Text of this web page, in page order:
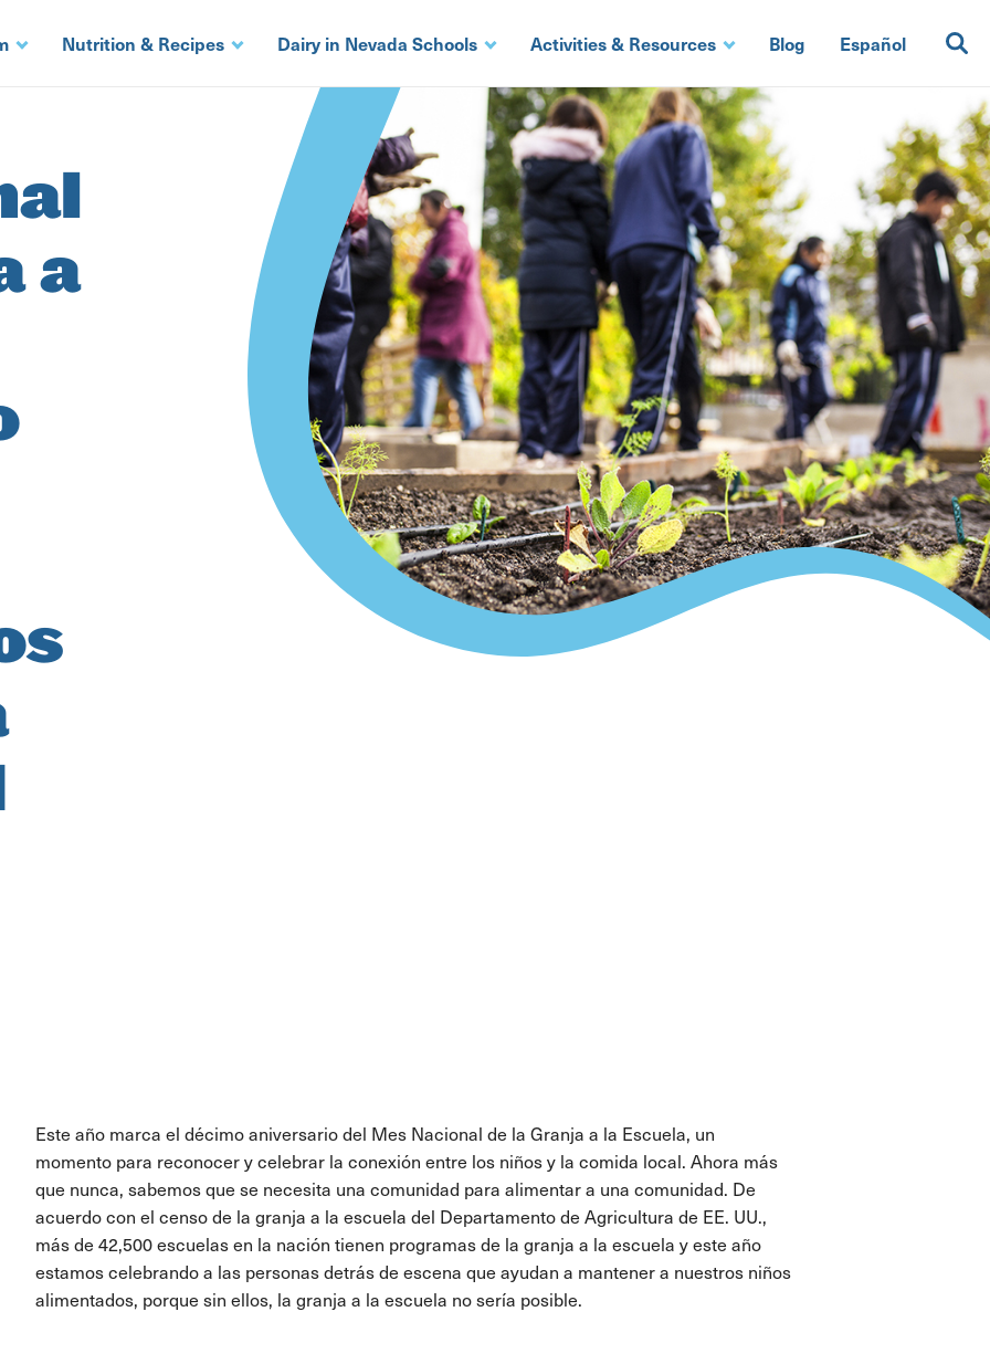
Nutrition & Recipes Dairy in Nevada Schools Activities & Resources Blog Español
a
Este año marca el décimo aniversario del Mes Nacional de la Granja a la Escuela, un
momento para reconocer y celebrar la conexión entre los niños y la comida local. Ahora más
que nunca, sabemos que se necesita una comunidad para alimentar a una comunidad. De
acuerdo con el censo de la granja a la escuela del Departamento de Agricultura de EE. UU.,
más de 42,500 escuelas en la nación tienen programas de la granja a la escuela y este año
estamos celebrando a las personas detrás de escena que ayudan a mantener a nuestros niños
alimentados, porque sin ellos, la granja a la escuela no sería posible.